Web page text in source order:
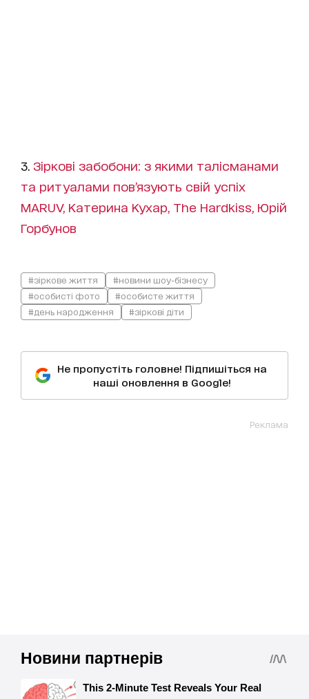
3. Зіркові забобони: з якими талісманами
та ритуалами пов’язують свій успіх
MARUV, Катерина Кухар, The Hardkiss, Юрій
Горбунов
#зіркове життя
#новини шоу-бізнесу
#особисті фото
#особисте життя
#день народження
#зіркові діти
Не пропустіть головне! Підпишіться на
наші оновлення в Google!
Реклама